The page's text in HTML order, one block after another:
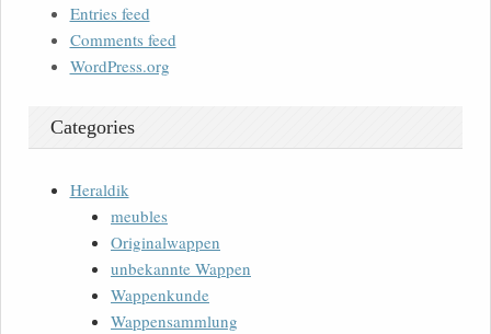
Entries feed
Comments feed
WordPress.org
Categories
Heraldik
meubles
Originalwappen
unbekannte Wappen
Wappenkunde
Wappensammlung